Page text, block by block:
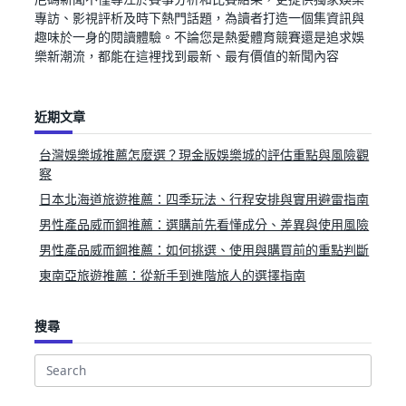
專訪、影視評析及時下熱門話題，為讀者打造一個集資訊與
趣味於一身的閱讀體驗。不論您是熱愛體育競賽還是追求娛
樂新潮流，都能在這裡找到最新、最有價值的新聞內容
近期文章
台灣娛樂城推薦怎麼選？現金版娛樂城的評估重點與風險觀
察
日本北海道旅遊推薦：四季玩法、行程安排與實用避雷指南
男性產品威而鋼推薦：選購前先看懂成分、差異與使用風險
男性產品威而鋼推薦：如何挑選、使用與購買前的重點判斷
東南亞旅遊推薦：從新手到進階旅人的選擇指南
搜尋
Search